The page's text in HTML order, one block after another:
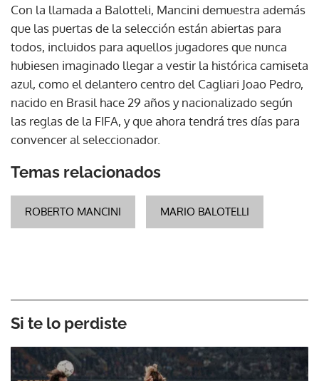
Con la llamada a Balotteli, Mancini demuestra además
que las puertas de la selección están abiertas para
todos, incluidos para aquellos jugadores que nunca
hubiesen imaginado llegar a vestir la histórica camiseta
azul, como el delantero centro del Cagliari Joao Pedro,
nacido en Brasil hace 29 años y nacionalizado según
las reglas de la FIFA, y que ahora tendrá tres días para
convencer al seleccionador.
Temas relacionados
ROBERTO MANCINI MARIO BALOTELLI
Si te lo perdiste